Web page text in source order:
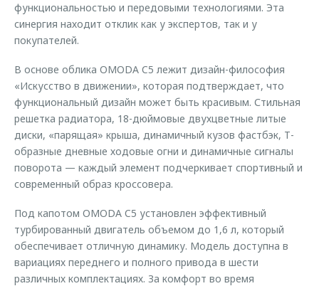
функциональностью и передовыми технологиями. Эта
синергия находит отклик как у экспертов, так и у
покупателей.
В основе облика OMODA C5 лежит дизайн-философия
«Искусство в движении», которая подтверждает, что
функциональный дизайн может быть красивым. Стильная
решетка радиатора, 18-дюймовые двухцветные литые
диски, «парящая» крыша, динамичный кузов фастбэк, Т-
образные дневные ходовые огни и динамичные сигналы
поворота — каждый элемент подчеркивает спортивный и
современный образ кроссовера.
Под капотом OMODA C5 установлен эффективный
турбированный двигатель объемом до 1,6 л, который
обеспечивает отличную динамику. Модель доступна в
вариациях переднего и полного привода в шести
различных комплектациях. За комфорт во время